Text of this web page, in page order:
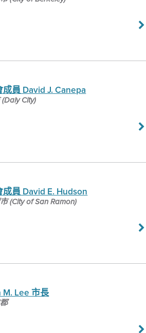
成員 David J. Canepa
City)
成員 David E. Hudson
(City of San Ramon)
M. Lee 市長